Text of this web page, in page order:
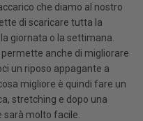
che diamo al nostro
di scaricare tutta la
giornata o la settimana.
anche di migliorare
un riposo appagante a
migliore è quindi fare un
stretching e dopo una
sarà molto facile.